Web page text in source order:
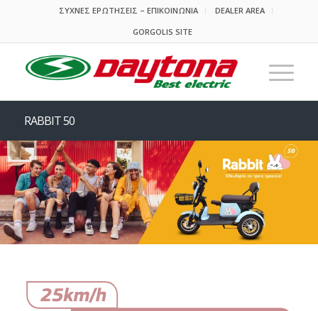
ΣΥΧΝΕΣ ΕΡΩΤΗΣΕΙΣ – ΕΠΙΚΟΙΝΩΝΙΑ
DEALER AREA
GORGOLIS SITE
RABBIT 50